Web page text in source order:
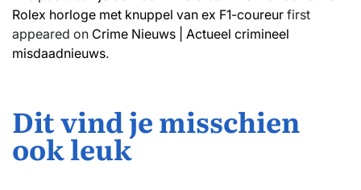
Rolex horloge met knuppel van ex F1-coureur first
appeared on Crime Nieuws | Actueel crimineel
misdaadnieuws.
Dit vind je misschien
ook leuk